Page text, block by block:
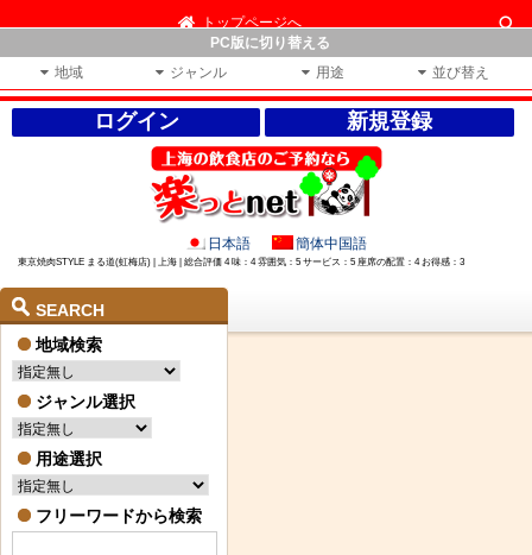
トップページへ
PC版に切り替える
地域
ジャンル 用途 並び替え
ログイン 新規登録
日本語 簡体中国語
東京焼肉STYLE まる道(虹梅店) | 上海 | 総合評価 4 味：4 雰囲気：5 サービス：5 座席の配置：4 お得感：3
SEARCH
地域検索
ジャンル選択
用途選択
フリーワードから検索